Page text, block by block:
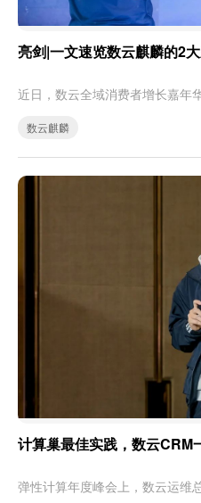
亮剑|一文速览数云麒麟的2
数云麒麟
计算巢最佳实践，数云CRM